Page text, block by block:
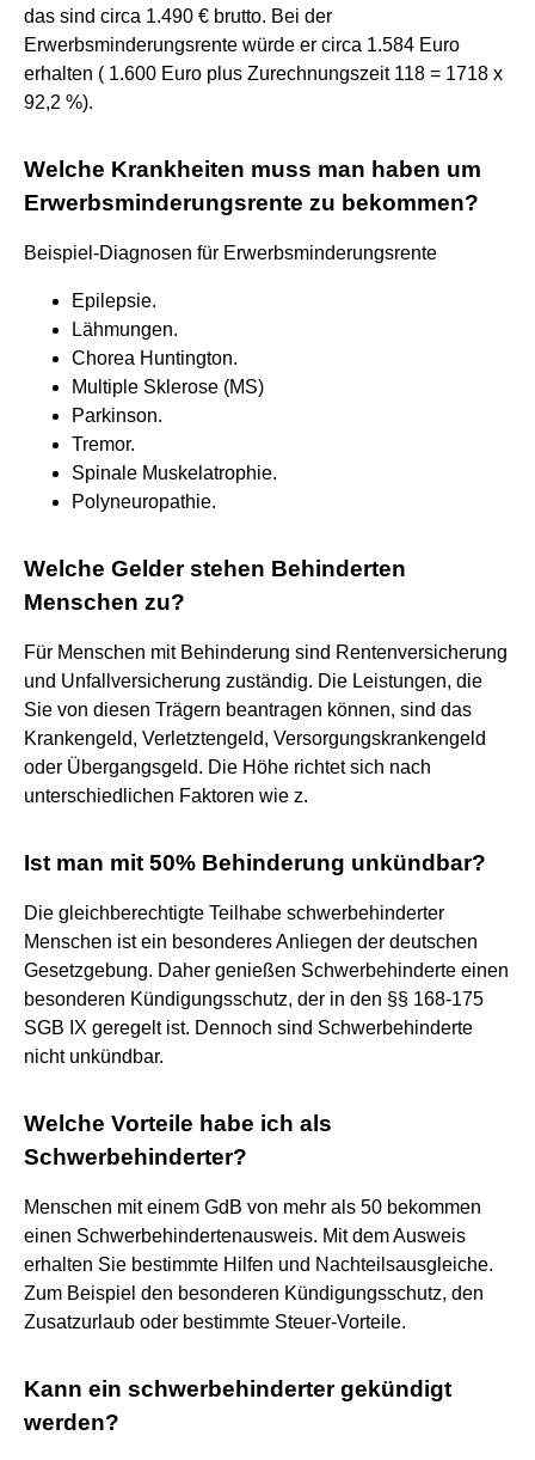
das sind circa 1.490 € brutto. Bei der
Erwerbsminderungsrente würde er circa 1.584 Euro
erhalten ( 1.600 Euro plus Zurechnungszeit 118 = 1718 x
92,2 %).
Welche Krankheiten muss man haben um
Erwerbsminderungsrente zu bekommen?
Beispiel-Diagnosen für Erwerbsminderungsrente
Epilepsie.
Lähmungen.
Chorea Huntington.
Multiple Sklerose (MS)
Parkinson.
Tremor.
Spinale Muskelatrophie.
Polyneuropathie.
Welche Gelder stehen Behinderten
Menschen zu?
Für Menschen mit Behinderung sind Rentenversicherung
und Unfallversicherung zuständig. Die Leistungen, die
Sie von diesen Trägern beantragen können, sind das
Krankengeld, Verletztengeld, Versorgungskrankengeld
oder Übergangsgeld. Die Höhe richtet sich nach
unterschiedlichen Faktoren wie z.
Ist man mit 50% Behinderung unkündbar?
Die gleichberechtigte Teilhabe schwerbehinderter
Menschen ist ein besonderes Anliegen der deutschen
Gesetzgebung. Daher genießen Schwerbehinderte einen
besonderen Kündigungsschutz, der in den §§ 168-175
SGB IX geregelt ist. Dennoch sind Schwerbehinderte
nicht unkündbar.
Welche Vorteile habe ich als
Schwerbehinderter?
Menschen mit einem GdB von mehr als 50 bekommen
einen Schwerbehindertenausweis. Mit dem Ausweis
erhalten Sie bestimmte Hilfen und Nachteilsausgleiche.
Zum Beispiel den besonderen Kündigungsschutz, den
Zusatzurlaub oder bestimmte Steuer-Vorteile.
Kann ein schwerbehinderter gekündigt
werden?